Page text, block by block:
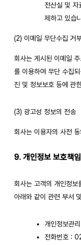
전산실 및 자
제하고 있습
(2) 이메일 무단수집 거
회사는 게시된 이메일
를 이용하여 무단 수집
진 및 정보보호 등에 관
(3) 광고성 정보의 전송
회사는 이용자의 사전
9. 개인정보 보호책
회사는 고객의 개인정보
아래와 같이 관련 부서
개인정보관
전화번호 :